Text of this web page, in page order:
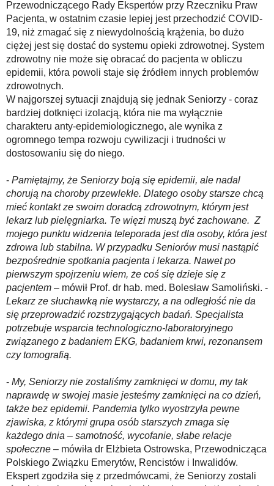
Przewodniczącego Rady Ekspertów przy Rzeczniku Praw
Pacjenta, w ostatnim czasie lepiej jest przechodzić COVID-
19, niż zmagać się z niewydolnością krążenia, bo dużo
ciężej jest się dostać do systemu opieki zdrowotnej. System
zdrowotny nie może się obracać do pacjenta w obliczu
epidemii, która powoli staje się źródłem innych problemów
zdrowotnych.
W najgorszej sytuacji znajdują się jednak Seniorzy - coraz
bardziej dotknięci izolacją, która nie ma wyłącznie
charakteru anty-epidemiologicznego, ale wynika z
ogromnego tempa rozwoju cywilizacji i trudności w
dostosowaniu się do niego.
- Pamiętajmy, że Seniorzy boją się epidemii, ale nadal
chorują na choroby przewlekłe. Dlatego osoby starsze chcą
mieć kontakt ze swoim doradcą zdrowotnym, którym jest
lekarz lub pielęgniarka. Te więzi muszą być zachowane. Z
mojego punktu widzenia teleporada jest dla osoby, która jest
zdrowa lub stabilna. W przypadku Seniorów musi nastąpić
bezpośrednie spotkania pacjenta i lekarza. Nawet po
pierwszym spojrzeniu wiem, że coś się dzieje się z
pacjentem – mówił Prof. dr hab. med. Bolesław Samoliński. -
Lekarz ze słuchawką nie wystarczy, a na odległość nie da
się przeprowadzić rozstrzygających badań. Specjalista
potrzebuje wsparcia technologiczno-laboratoryjnego
związanego z badaniem EKG, badaniem krwi, rezonansem
czy tomografią.
- My, Seniorzy nie zostaliśmy zamknięci w domu, my tak
naprawdę w swojej masie jesteśmy zamknięci na co dzień,
także bez epidemii. Pandemia tylko wyostrzyła pewne
zjawiska, z którymi grupa osób starszych zmaga się
każdego dnia – samotność, wycofanie, słabe relacje
społeczne – mówiła dr Elżbieta Ostrowska, Przewodnicząca
Polskiego Związku Emerytów, Rencistów i Inwalidów.
Ekspert zgodziła się z przedmówcami, że Seniorzy zostali